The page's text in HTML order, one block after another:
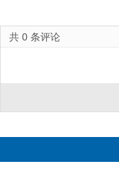
共 0 条评论